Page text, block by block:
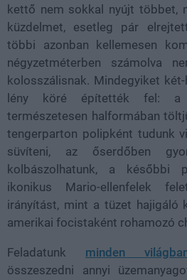
kettő nem sokkal nyújt többet,
küzdelmet, esetleg pár
többi azonban kellemesen
négyzetméterben számolva
kolosszálisnak. Mindegyiket
lény köré építették fel: a
természetesen halformában
tengerparton polipként tudunk
süvíteni, az őserdőben
kolbászolhatunk, a későbbi
ikonikus Mario-ellenfelek
irányítást, mint a tüzet hajigáló
amerikai focistaként rohamozó
Feladatunk minden
összeszedni annyi